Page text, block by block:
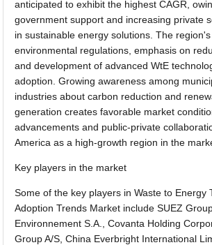
anticipated to exhibit the highest CAGR,
government support and increasing private
in sustainable energy solutions. The
environmental regulations, emphasis on
and development of advanced WtE
adoption. Growing awareness among
industries about carbon reduction and
generation creates favorable market
advancements and public-private
America as a high-growth region in the
Key players in the market
Some of the key players in Waste to Energy
Adoption Trends Market include SUEZ
Environnement S.A., Covanta Holding
Group A/S, China Everbright International